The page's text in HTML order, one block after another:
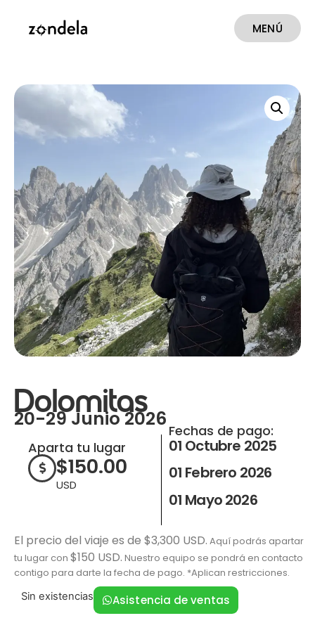
MENÚ
Dolomitas
20-29 Junio 2026
Aparta tu lugar
$150.00
USD
Fechas de pago:
01 Octubre 2025
01 Febrero 2026
01 Mayo 2026
El precio del viaje es de $3,300 USD. Aquí podrás apartar
tu lugar con $150 USD. Nuestro equipo se pondrá en contacto
contigo para darte la fecha de pago. *Aplican restricciones.
Sin existencias Asistencia de ventas